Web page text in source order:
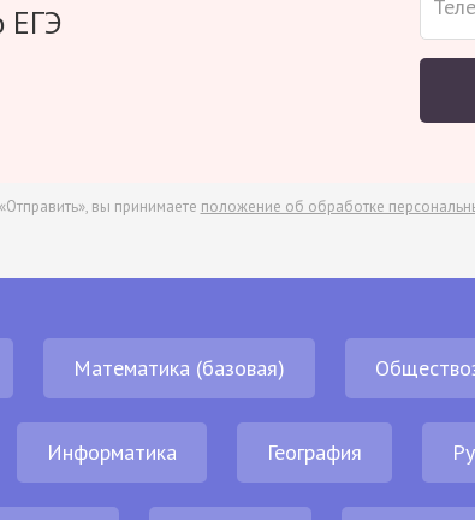
ЕГЭ
вы принимаете положение об обработке
Математика (базовая)
Информатика География